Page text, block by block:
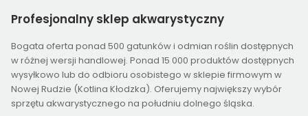
Profesjonalny sklep akwarystyczny
Bogata oferta ponad 500 gatunków i odmian roślin dostępnych
w różnej wersji handlowej. Ponad 15 000 produktów dostępnych
wysyłkowo lub do odbioru osobistego w sklepie firmowym w
Nowej Rudzie (Kotlina Kłodzka). Oferujemy największy wybór
sprzętu akwarystycznego na południu dolnego śląska.